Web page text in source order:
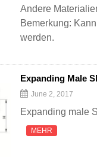
Andere
Bemerkung:
werden.
June 2, 2017
Expanding male
MEHR